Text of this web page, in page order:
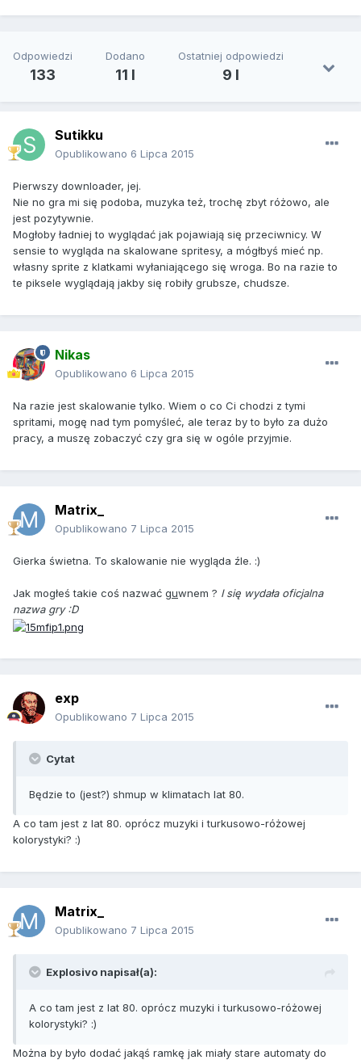
Odpowiedzi
133
Dodano
11 l
Ostatniej odpowiedzi
9 l
Sutikku
Opublikowano 6 Lipca 2015
Pierwszy downloader, jej.
Nie no gra mi się podoba, muzyka też, trochę zbyt różowo, ale
jest pozytywnie.
Mogłoby ładniej to wyglądać jak pojawiają się przeciwnicy. W
sensie to wygląda na skalowane spritesy, a mógłbyś mieć np.
własny sprite z klatkami wyłaniającego się wroga. Bo na razie to
te piksele wyglądają jakby się robiły grubsze, chudsze.
Nikas
Opublikowano 6 Lipca 2015
Na razie jest skalowanie tylko. Wiem o co Ci chodzi z tymi
spritami, mogę nad tym pomyśleć, ale teraz by to było za dużo
pracy, a muszę zobaczyć czy gra się w ogóle przyjmie.
Matrix_
Opublikowano 7 Lipca 2015
Gierka świetna. To skalowanie nie wygląda źle. :)
Jak mogłeś takie coś nazwać guwnem ? I się wydała oficjalna
nazwa gry :D
exp
Opublikowano 7 Lipca 2015
Cytat
Będzie to (jest?) shmup w klimatach lat 80.
A co tam jest z lat 80. oprócz muzyki i turkusowo-różowej
kolorystyki? :)
Matrix_
Opublikowano 7 Lipca 2015
Explosivo napisał(a):
A co tam jest z lat 80. oprócz muzyki i turkusowo-różowej
kolorystyki? :)
Można by było dodać jakąś ramkę jak miały stare automaty do